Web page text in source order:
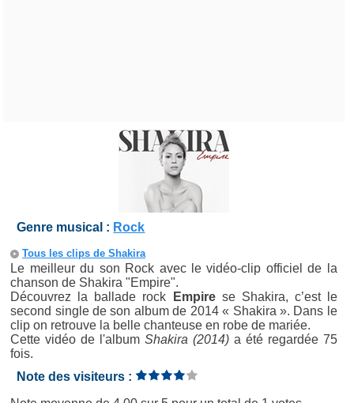
Genre musical : Rock
Tous les clips de Shakira
Le meilleur du son Rock avec le vidéo-clip officiel de la
chanson de Shakira "Empire".
Découvrez la ballade rock
Empirese Shakira, c’est le
second single de son album de 2014 « Shakira ». Dans le
clip on retrouve la belle chanteuse en robe de mariée.
Cette vidéo de l'albumShakira (2014) a été regardée 75
fois.
Note des visiteurs :